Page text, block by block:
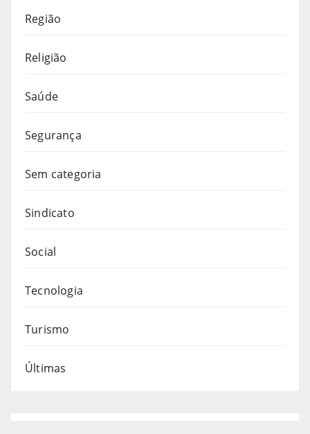
Região
Religião
Saúde
Segurança
Sem categoria
Sindicato
Social
Tecnologia
Turismo
Últimas